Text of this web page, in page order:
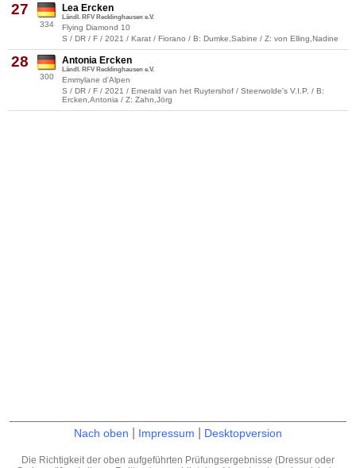
27
334
Lea Ercken
Ländl. RFV Recklinghausen e.V.
Flying Diamond 10
S / DR / F / 2021 / Karat / Fiorano / B: Dumke,Sabine / Z: von Elling,Nadine
28
300
Antonia Ercken
Ländl. RFV Recklinghausen e.V.
Emmylane d'Alpen
S / DR / F / 2021 / Emerald van het Ruytershof / Steerwolde's V.I.P. / B:
Ercken,Antonia / Z: Zahn,Jörg
Nach oben Impressum Desktopversion
Die Richtigkeit der oben aufgeführten Prüfungsergebnisse (Dressur oder